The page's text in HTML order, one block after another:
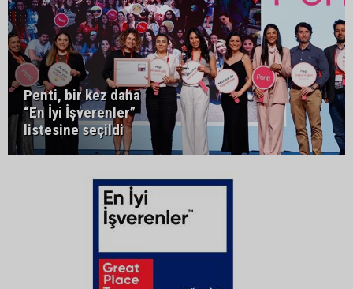
Penti, bir kez daha
“En İyi İşverenler”
listesine seçildi